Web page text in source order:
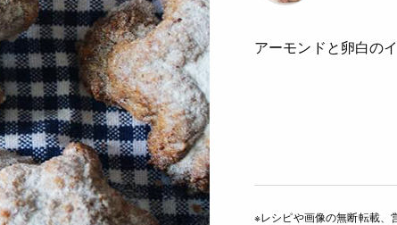
アーモンドと卵白の
※レシピや画像の無断転載、